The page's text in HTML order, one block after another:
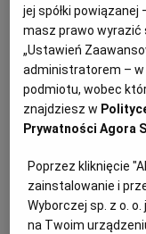
Na ok. 400 ml
Przygotowanie:
do temperatury
2 białka
jej spółki powiązanej
masz prawo wyrazić
„Ustawień
administratorem –
podmiotu, wobec
znajdziesz w
Prywatności Agora
Poprzez kliknięcie
zainstalowanie i
Wyborczej sp. z o.
na Twoim